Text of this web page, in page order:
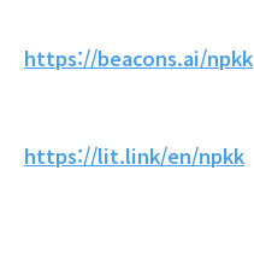
https://beacons.ai/npkk
https://lit.link/en/npkk